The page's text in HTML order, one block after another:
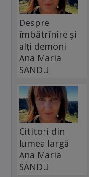
Despre
îmbătrînire și
alți demoni
Ana Maria
SANDU
Cititori din
lumea largă
Ana Maria
SANDU